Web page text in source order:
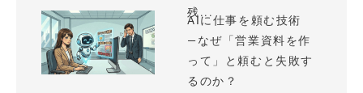
残...
AIに仕事を頼む技術
—なぜ「営業資料を作
って」と頼むと失敗す
るのか？